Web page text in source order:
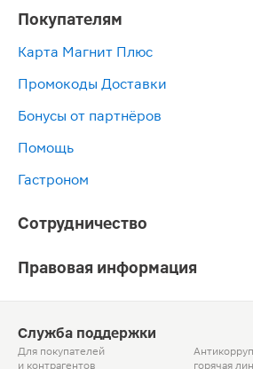
Покупателям
Карта Магнит Плюс
Промокоды Доставки
Бонусы от партнёров
Помощь
Гастроном
Сотрудничество
Правовая информация
Служба поддержки
Для покупателей
и контрагентов
горячая